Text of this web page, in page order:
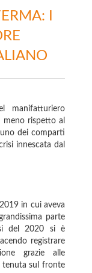
I
manifatturiero
rispetto al
dei comparti
innescata dal
in cui aveva
parte
del 2020 si è
registrare
grazie alle
tenuta sul fronte